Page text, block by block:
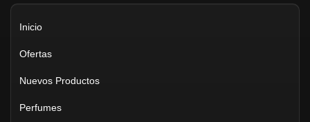
Inicio
Ofertas
Nuevos Productos
Perfumes